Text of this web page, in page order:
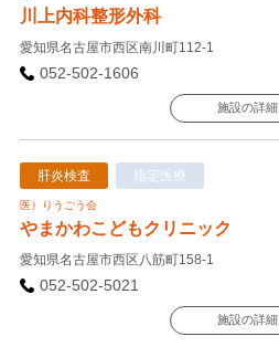
川上内科整形外科
愛知県名古屋市西区南川町112-1
052-502-1606
施設の詳細
肝炎検査 指定医療
医）りうごう会
やまかわこどもクリニック
愛知県名古屋市西区八筋町158-1
052-502-5021
施設の詳細